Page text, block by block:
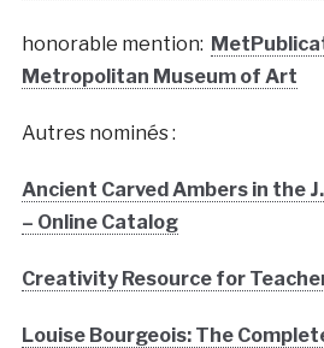
honorable mention:
Metropolitan Museum of Art
Autres nominés :
Ancient Carved Ambers in the
– Online Catalog
Creativity Resource for
Louise Bourgeois: The